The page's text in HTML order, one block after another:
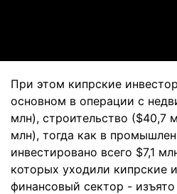
При этом кипрские
основном в операции с
млн), строительство ($40,7
млн), тогда как в
инвестировано всего $7,1
которых уходили кипрские
финансовый сектор -